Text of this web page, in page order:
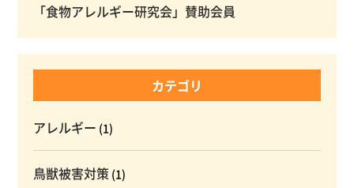
「食物アレルギー研究会」賛助会員
カテゴリ
アレルギー (1)
鳥獣被害対策 (1)